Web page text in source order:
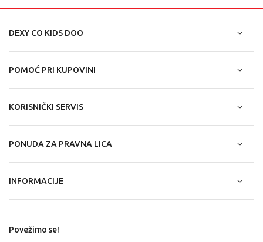
DEXY CO KIDS DOO
POMOĆ PRI KUPOVINI
KORISNIČKI SERVIS
PONUDA ZA PRAVNA LICA
INFORMACIJE
Povežimo se!